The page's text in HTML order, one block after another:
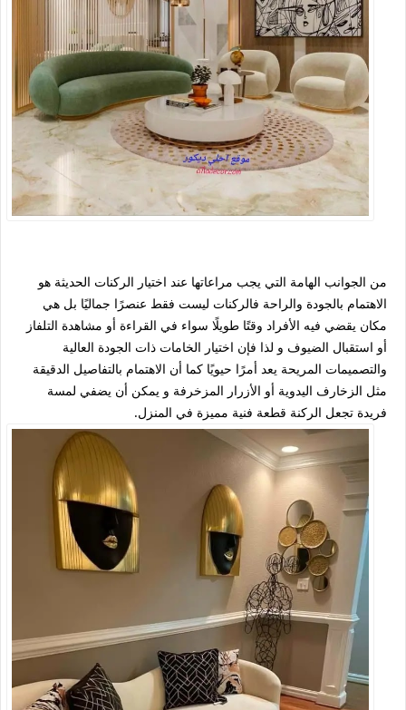
من الجوانب الهامة التي يجب مراعاتها عند اختيار الركنات الحديثة هو
الاهتمام بالجودة والراحة فالركنات ليست فقط عنصرًا جماليًا بل هي
مكان يقضي فيه الأفراد وقتًا طويلًا سواء في القراءة أو مشاهدة التلفاز
أو استقبال الضيوف و لذا فإن اختيار الخامات ذات الجودة العالية
والتصميمات المريحة يعد أمرًا حيويًا كما أن الاهتمام بالتفاصيل الدقيقة
مثل الزخارف اليدوية أو الأزرار المزخرفة و يمكن أن يضفي لمسة
فريدة تجعل الركنة قطعة فنية مميزة في المنزل.